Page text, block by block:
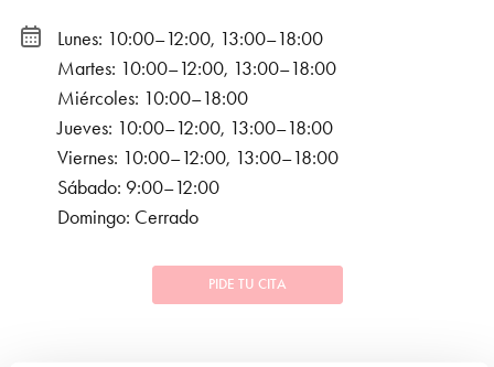
Lunes: 10:00–12:00, 13:00–18:00
Martes: 10:00–12:00, 13:00–18:00
Miércoles: 10:00–18:00
Jueves: 10:00–12:00, 13:00–18:00
Viernes: 10:00–12:00, 13:00–18:00
Sábado: 9:00–12:00
Domingo: Cerrado
PIDE TU CITA